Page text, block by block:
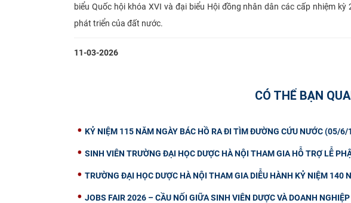
biểu Quốc hội khóa XVI và đại biểu Hội đồng nhân dân các cấp nhiệm
phát triển của đất nước.
11-03-2026
CÓ THỂ BẠN
KỶ NIỆM 115 NĂM NGÀY BÁC HỒ RA ĐI TÌM ĐƯỜNG CỨU NƯỚC (05/
SINH VIÊN TRƯỜNG ĐẠI HỌC DƯỢC HÀ NỘI THAM GIA HỖ TRỢ LỄ
TRƯỜNG ĐẠI HỌC DƯỢC HÀ NỘI THAM GIA DIỄU HÀNH KỶ NIỆM 140
JOBS FAIR 2026 – CẦU NỐI GIỮA SINH VIÊN DƯỢC VÀ DOANH NGHIỆP